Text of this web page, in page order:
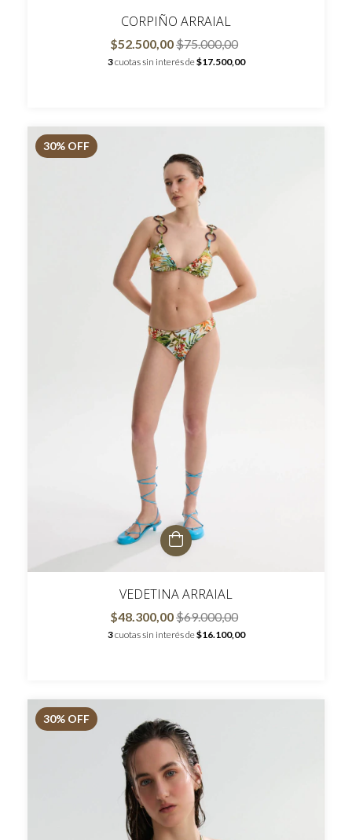
CORPIÑO ARRAIAL
$52.500,00$75.000,00
3cuotas sin interés de$17.500,00
30% OFF
VEDETINA ARRAIAL
$48.300,00$69.000,00
3cuotas sin interés de$16.100,00
30% OFF